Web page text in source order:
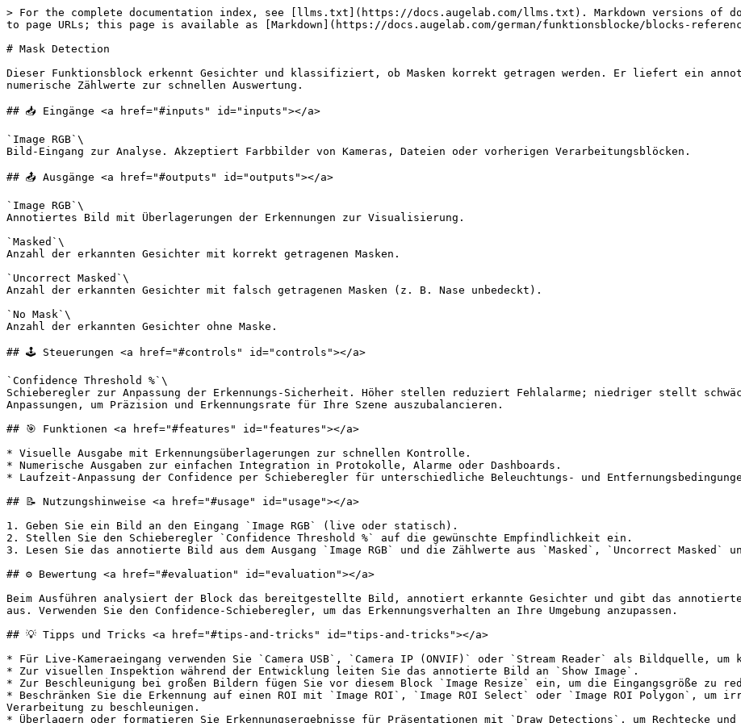
> For the complete documentation index, see [llms.txt](https://docs.augelab.com/llms.txt). Markdown versions of
to page URLs; this page is available as [Markdown](https://docs.augelab.com/german/funktionsblocke/blocks-
# Mask Detection
Dieser Funktionsblock erkennt Gesichter und klassifiziert, ob Masken korrekt getragen werden. Er liefert ein
numerische Zählwerte zur schnellen Auswertung.
## 📥 Eingänge <a href="#inputs" id="inputs"></a>
`Image RGB`\
Bild-Eingang zur Analyse. Akzeptiert Farbbilder von Kameras, Dateien oder vorherigen Verarbeitungsblöcken.
## 📤 Ausgänge <a href="#outputs" id="outputs"></a>
`Image RGB`\
Annotiertes Bild mit Überlagerungen der Erkennungen zur Visualisierung.
`Masked`\
Anzahl der erkannten Gesichter mit korrekt getragenen Masken.
`Uncorrect Masked`\
Anzahl der erkannten Gesichter mit falsch getragenen Masken (z. B. Nase unbedeckt).
`No Mask`\
Anzahl der erkannten Gesichter ohne Maske.
## 🕹️ Steuerungen <a href="#controls" id="controls"></a>
`Confidence Threshold %`\
Schieberegler zur Anpassung der Erkennungs-Sicherheit. Höher stellen reduziert Fehlalarme; niedriger stellt
Anpassungen, um Präzision und Erkennungsrate für Ihre Szene auszubalancieren.
## 🎯 Funktionen <a href="#features" id="features"></a>
* Visuelle Ausgabe mit Erkennungsüberlagerungen zur schnellen Kontrolle.
* Numerische Ausgaben zur einfachen Integration in Protokolle, Alarme oder Dashboards.
* Laufzeit-Anpassung der Confidence per Schieberegler für unterschiedliche Beleuchtungs- und
## 📝 Nutzungshinweise <a href="#usage" id="usage"></a>
1. Geben Sie ein Bild an den Eingang `Image RGB` (live oder statisch).
2. Stellen Sie den Schieberegler `Confidence Threshold %` auf die gewünschte Empfindlichkeit ein.
3. Lesen Sie das annotierte Bild aus dem Ausgang `Image RGB` und die Zählwerte aus `Masked`, `Uncorrect Masked`
## ⚙️ Bewertung <a href="#evaluation" id="evaluation"></a>
Beim Ausführen analysiert der Block das bereitgestellte Bild, annotiert erkannte Gesichter und gibt das
aus. Verwenden Sie den Confidence-Schieberegler, um das Erkennungsverhalten an Ihre Umgebung anzupassen.
## 💡 Tipps und Tricks <a href="#tips-and-tricks" id="tips-and-tricks"></a>
* Für Live-Kameraeingang verwenden Sie `Camera USB`, `Camera IP (ONVIF)` oder `Stream Reader` als Bildquelle,
* Zur visuellen Inspektion während der Entwicklung leiten Sie das annotierte Bild an `Show Image`.
* Zur Beschleunigung bei großen Bildern fügen Sie vor diesem Block `Image Resize` ein, um die Eingangsgröße zu
* Beschränken Sie die Erkennung auf einen ROI mit `Image ROI`, `Image ROI Select` oder `Image ROI Polygon`, um
Verarbeitung zu beschleunigen.
* Überlagern oder formatieren Sie Erkennungsergebnisse für Präsentationen mit `Draw Detections`, um Rechtecke und